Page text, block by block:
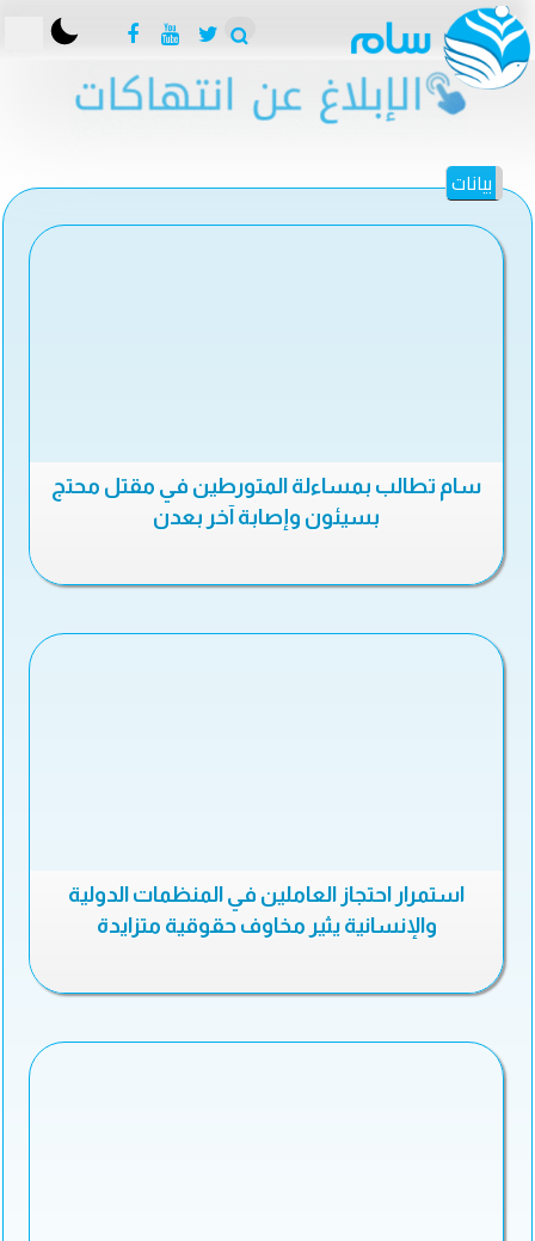
بيانات
سام تطالب بمساءلة المتورطين في مقتل محتج
بسيئون وإصابة آخر بعدن
استمرار احتجاز العاملين في المنظمات الدولية
والإنسانية يثير مخاوف حقوقية متزايدة